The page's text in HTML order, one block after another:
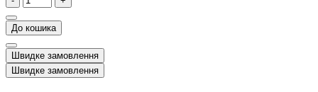
До кошика
Швидке замовлення
Швидке замовлення